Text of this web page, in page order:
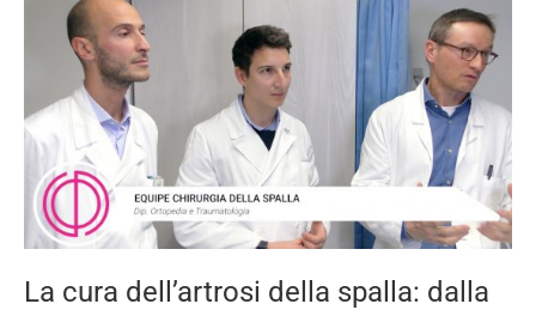
La cura dell’artrosi della spalla: dalla
dell’artrosi
spalla:
dalla
navigazione
vista
alla
satellitare